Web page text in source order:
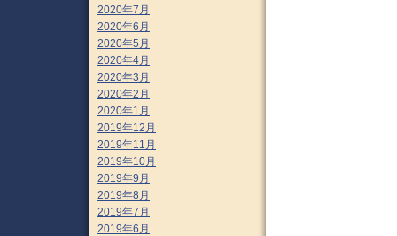
2020年7月
2020年6月
2020年5月
2020年4月
2020年3月
2020年2月
2020年1月
2019年12月
2019年11月
2019年10月
2019年9月
2019年8月
2019年7月
2019年6月